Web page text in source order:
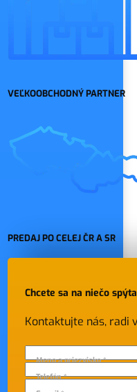
VEĽKOOBCHODNÝ PARTNER
PREDAJ PO CELEJ ČR A SR
Chcete sa na niečo
Kontaktujte nás, radi
Meno a priezvisko *
Telefón *